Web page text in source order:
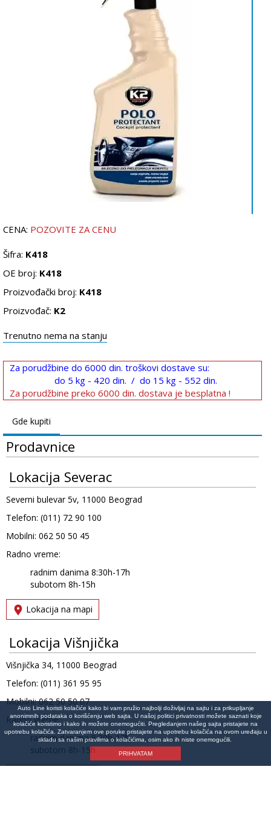
CENA: POZOVITE ZA CENU
Šifra: K418
OE broj: K418
Proizvođački broj: K418
Proizvođač: K2
Trenutno nema na stanju
Za porudžbine do 6000 din. troškovi dostave su:
do 5 kg - 420 din. / do 15 kg - 552 din.
Za porudžbine preko 6000 din. dostava je besplatna !
Gde kupiti
Prodavnice
Lokacija Severac
Severni bulevar 5v, 11000 Beograd
Telefon: (011) 72 90 100
Mobilni: 062 50 50 45
Radno vreme:
radnim danima 8:30h-17h
subotom 8h-15h
Lokacija na mapi
Lokacija Višnjička
Višnjička 34, 11000 Beograd
Telefon: (011) 361 95 95
Mobilni: 062 50 50 07
Radno vreme:
radnim danima 8:30h-17h
subotom 8h-15h
Auto Line koristi kolačiće kako bi vam pružio najbolji doživljaj na sajtu i za prikupljanje
anonimnih podataka o korišćenju web sajta. U našoj politici privatnosti možete saznati koje
kolačiće koristimo i kako ih možete onemogućiti. Pregledanjem našeg sajta pristajete na
upotrebu kolačića. Zatvaranjem ove poruke pristajete na upotrebu kolačića na ovom uređaju u
skladu sa našim pravilima o kolačićima, osim ako ih niste onemogućili.
PRIHVATAM